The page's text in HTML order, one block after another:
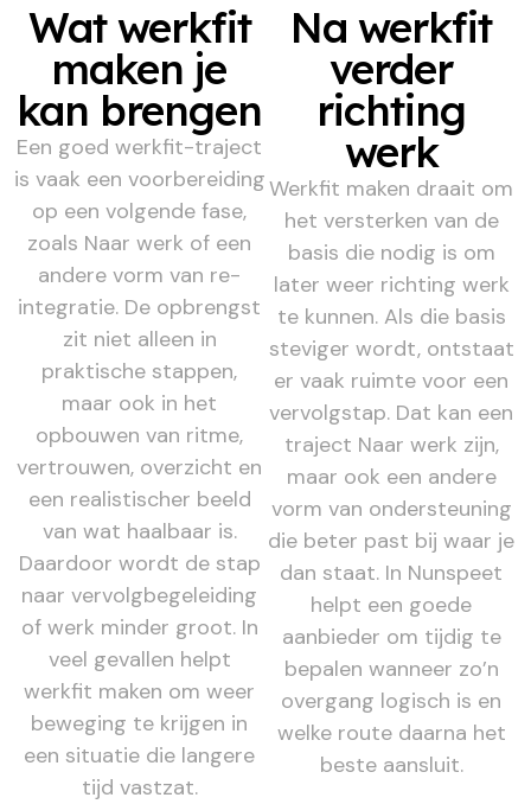
Wat werkfit
maken je
kan brengen
Een goed werkfit-traject
is vaak een voorbereiding
op een volgende fase,
zoals Naar werk of een
andere vorm van re-
integratie. De opbrengst
zit niet alleen in
praktische stappen,
maar ook in het
opbouwen van ritme,
vertrouwen, overzicht en
een realistischer beeld
van wat haalbaar is.
Daardoor wordt de stap
naar vervolgbegeleiding
of werk minder groot. In
veel gevallen helpt
werkfit maken om weer
beweging te krijgen in
een situatie die langere
tijd vastzat.
Na werkfit
verder
richting
werk
Werkfit maken draait om
het versterken van de
basis die nodig is om
later weer richting werk
te kunnen. Als die basis
steviger wordt, ontstaat
er vaak ruimte voor een
vervolgstap. Dat kan een
traject Naar werk zijn,
maar ook een andere
vorm van ondersteuning
die beter past bij waar je
dan staat. In Nunspeet
helpt een goede
aanbieder om tijdig te
bepalen wanneer zo’n
overgang logisch is en
welke route daarna het
beste aansluit.